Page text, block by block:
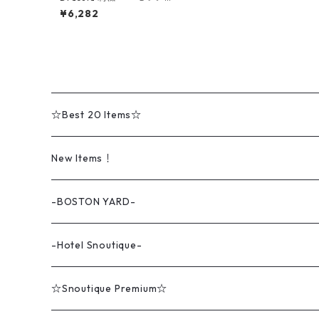
クルーネック 裏毛スウェッ
ト pf0239
¥6,282
☆Best 20 Items☆
New Items！
-BOSTON YARD-
-Hotel Snoutique-
☆Snoutique Premium☆